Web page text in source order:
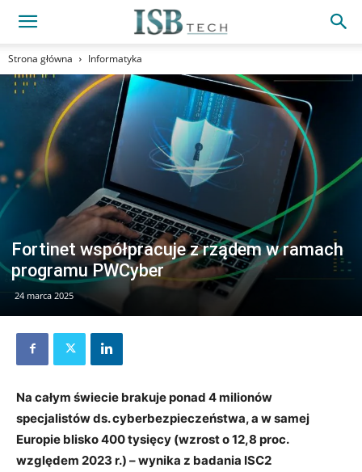
Strona główna Informatyka
Fortinet współpracuje z rządem w ramach
programu PWCyber
24 marca 2025
Na całym świecie brakuje ponad 4 milionów
specjalistów ds. cyberbezpieczeństwa, a w samej
Europie blisko 400 tysięcy (wzrost o 12,8 proc.
względem 2023 r.) – wynika z badania ISC2